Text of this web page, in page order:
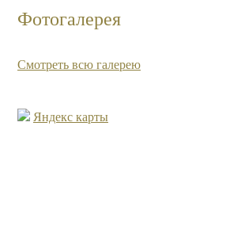
Фотогалерея
Смотреть всю галерею
Яндекс карты